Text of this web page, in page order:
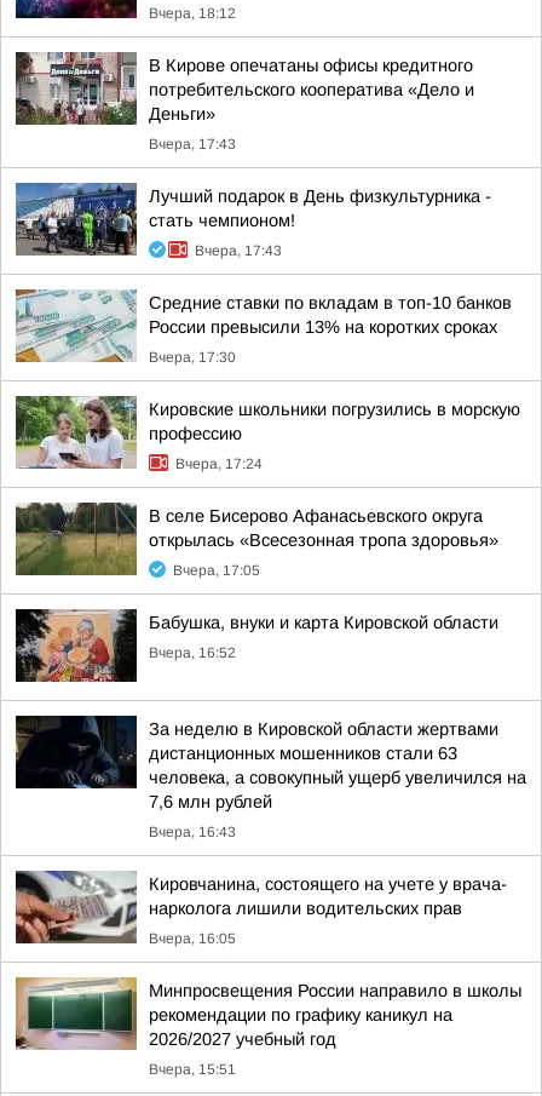
Вчера, 18:12
В Кирове опечатаны офисы кредитного
потребительского кооператива «Дело и
Деньги»
Вчера, 17:43
Лучший подарок в День физкультурника -
стать чемпионом!
Вчера, 17:43
Средние ставки по вкладам в топ-10 банков
России превысили 13% на коротких сроках
Вчера, 17:30
Кировские школьники погрузились в морскую
профессию
Вчера, 17:24
В селе Бисерово Афанасьевского округа
открылась «Всесезонная тропа здоровья»
Вчера, 17:05
Бабушка, внуки и карта Кировской области
Вчера, 16:52
За неделю в Кировской области жертвами
дистанционных мошенников стали 63
человека, а совокупный ущерб увеличился на
7,6 млн рублей
Вчера, 16:43
Кировчанина, состоящего на учете у врача-
нарколога лишили водительских прав
Вчера, 16:05
Минпросвещения России направило в школы
рекомендации по графику каникул на
2026/2027 учебный год
Вчера, 15:51